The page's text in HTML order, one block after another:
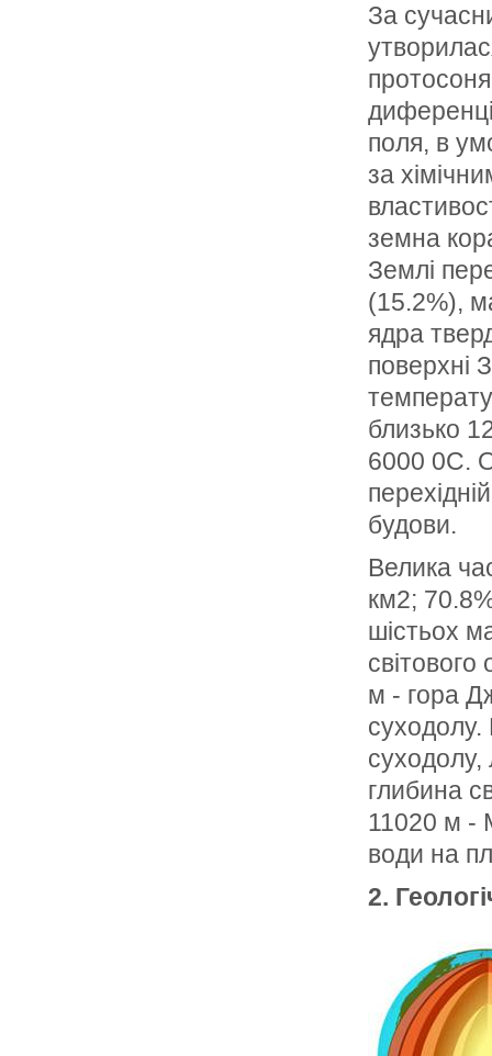
За
поля, в
за
земна
Землі
(15.2%),
ядра
поверхні
близько
6000 0С.
будови.
Велика
км2;
шістьох
м - гора
суходолу.
глибина
11020 м -
води на
2.